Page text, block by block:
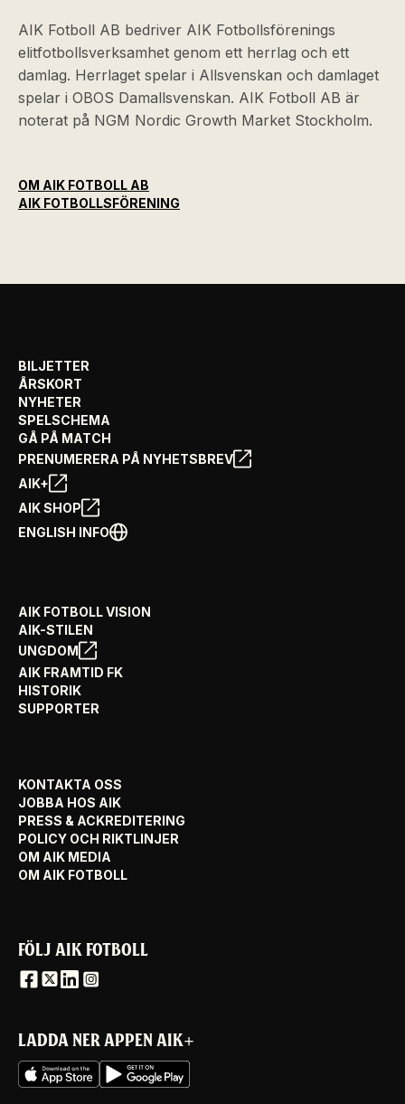
AIK Fotboll AB bedriver AIK Fotbollsförenings
elitfotbollsverksamhet genom ett herrlag och ett
damlag. Herrlaget spelar i Allsvenskan och damlaget
spelar i OBOS Damallsvenskan. AIK Fotboll AB är
noterat på NGM Nordic Growth Market Stockholm.
OM AIK FOTBOLL AB
AIK FOTBOLLSFÖRENING
BILJETTER
ÅRSKORT
NYHETER
SPELSCHEMA
GÅ PÅ MATCH
PRENUMERERA PÅ NYHETSBREV
AIK+
AIK SHOP
ENGLISH INFO
AIK FOTBOLL VISION
AIK-STILEN
UNGDOM
AIK FRAMTID FK
HISTORIK
SUPPORTER
KONTAKTA OSS
JOBBA HOS AIK
PRESS & ACKREDITERING
POLICY OCH RIKTLINJER
OM AIK MEDIA
OM AIK FOTBOLL
FÖLJ AIK FOTBOLL
LADDA NER APPEN AIK+